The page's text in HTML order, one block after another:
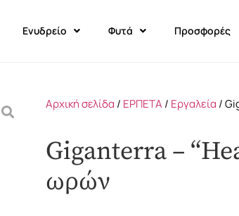
Ενυδρείο Φυτά Προσφορές
Αρχική σελίδα / ΕΡΠΕΤΑ / Εργαλεία /
Giganterra –
ωρών